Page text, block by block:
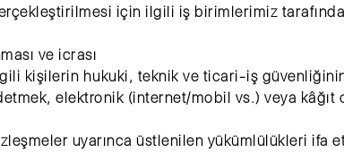
için ilgili iş birimlerimiz
ve icrası
kişilerin hukuki, teknik ve ticari-iş
elektronik (internet/mobil vs.) veya kâğıt
uyarınca üstlenilen yükümlülükleri ifa